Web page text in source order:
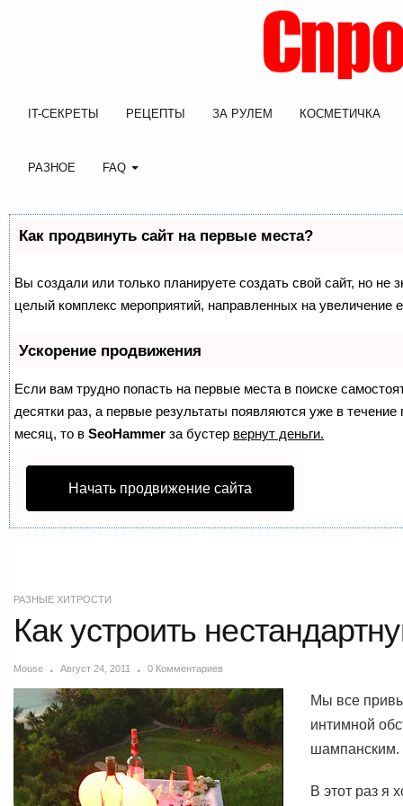
IT-СЕКРЕТЫ РЕЦЕПТЫ ЗА РУЛЕМ КОСМЕТИЧКА
РАЗНОЕ FAQ
Как продвинуть сайт на первые места?
Вы создали или только планируете создать свой сайт, но не
целый комплекс мероприятий, направленных на увеличение
Ускорение продвижения
Если вам трудно попасть на первые места в поиске
десятки раз, а первые результаты появляются уже в
месяц, то в SeoHammer за бустер вернут деньги.
Начать продвижение сайта
РАЗНЫЕ ХИТРОСТИ
Как устроить
Mouse Август 24, 2011 0 Комментариев
Мы все
интимной
шампанским.
В этот раз я